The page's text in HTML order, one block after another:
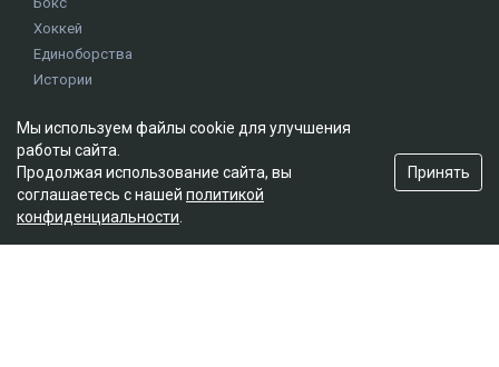
Хоккей
Единоборства
Истории
Редакция
О проекте
Правила сайта
Мы используем файлы cookie для улучшения
работы сайта.
Продолжая использование сайта, вы
соглашаетесь с нашей политикой
конфиденциальности
Принять